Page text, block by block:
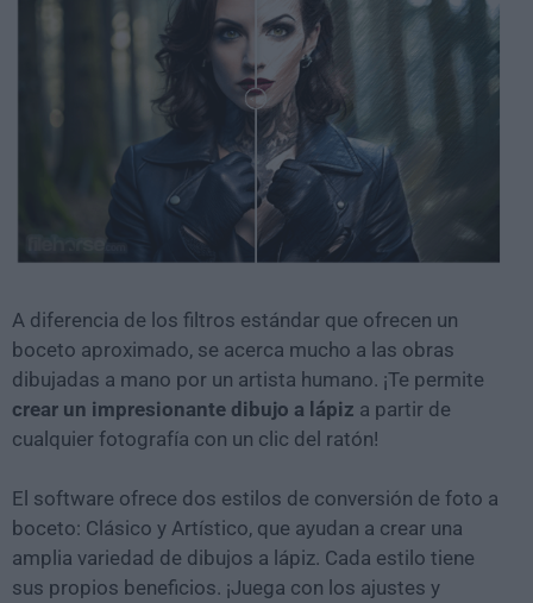
A diferencia de los filtros estándar que ofrecen un
boceto aproximado, se acerca mucho a las obras
dibujadas a mano por un artista humano. ¡Te permite
crear un impresionante dibujo a lápiz a partir de
cualquier fotografía con un clic del ratón!
El software ofrece dos estilos de conversión de foto a
boceto: Clásico y Artístico, que ayudan a crear una
amplia variedad de dibujos a lápiz. Cada estilo tiene
sus propios beneficios. ¡Juega con los ajustes y